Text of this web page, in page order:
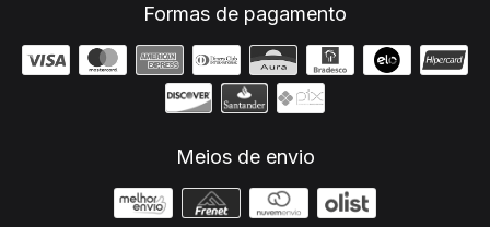
Formas de pagamento
Meios de envio